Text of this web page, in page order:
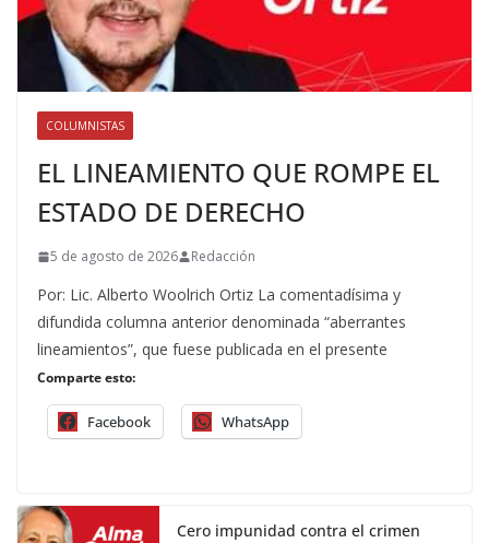
COLUMNISTAS
EL LINEAMIENTO QUE ROMPE EL
ESTADO DE DERECHO
5 de agosto de 2026 Redacción
Por: Lic. Alberto Woolrich Ortiz La comentadísima y
difundida columna anterior denominada “aberrantes
lineamientos”, que fuese publicada en el presente
Comparte esto:
Facebook WhatsApp
Cero impunidad contra el crimen